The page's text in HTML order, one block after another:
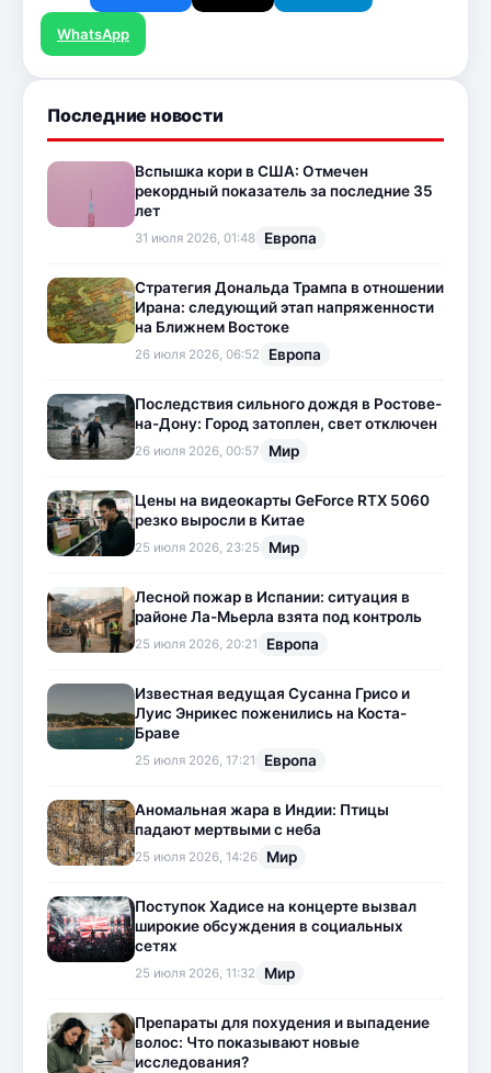
WhatsApp
Последние новости
Вспышка кори в США: Отмечен
рекордный показатель за последние 35
лет
31 июля 2026, 01:48 Европа
Стратегия Дональда Трампа в отношении
Ирана: следующий этап напряженности
на Ближнем Востоке
26 июля 2026, 06:52 Европа
Последствия сильного дождя в Ростове-
на-Дону: Город затоплен, свет отключен
26 июля 2026, 00:57 Мир
Цены на видеокарты GeForce RTX 5060
резко выросли в Китае
25 июля 2026, 23:25 Мир
Лесной пожар в Испании: ситуация в
районе Ла-Мьерла взята под контроль
25 июля 2026, 20:21 Европа
Известная ведущая Сусанна Грисо и
Луис Энрикес поженились на Коста-
Браве
25 июля 2026, 17:21 Европа
Аномальная жара в Индии: Птицы
падают мертвыми с неба
25 июля 2026, 14:26 Мир
Поступок Хадисе на концерте вызвал
широкие обсуждения в социальных
сетях
25 июля 2026, 11:32 Мир
Препараты для похудения и выпадение
волос: Что показывают новые
исследования?